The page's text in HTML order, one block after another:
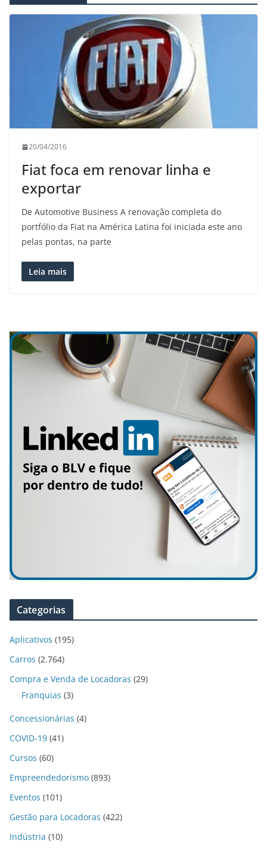
20/04/2016
Fiat foca em renovar linha e
exportar
De Automotive Business A renovação completa do
portfólio da Fiat na América Latina foi iniciada este ano
pelas pontas, na parte
Leia mais
Categorias
Aplicativos (195)
Carros (2.764)
Compra e Venda de Locadoras (29)
Franquias (3)
Concessionárias (4)
COVID-19 (41)
Cursos (60)
Empreendedorismo (893)
Eventos (101)
Gestão para Locadoras (422)
Indústria (10)